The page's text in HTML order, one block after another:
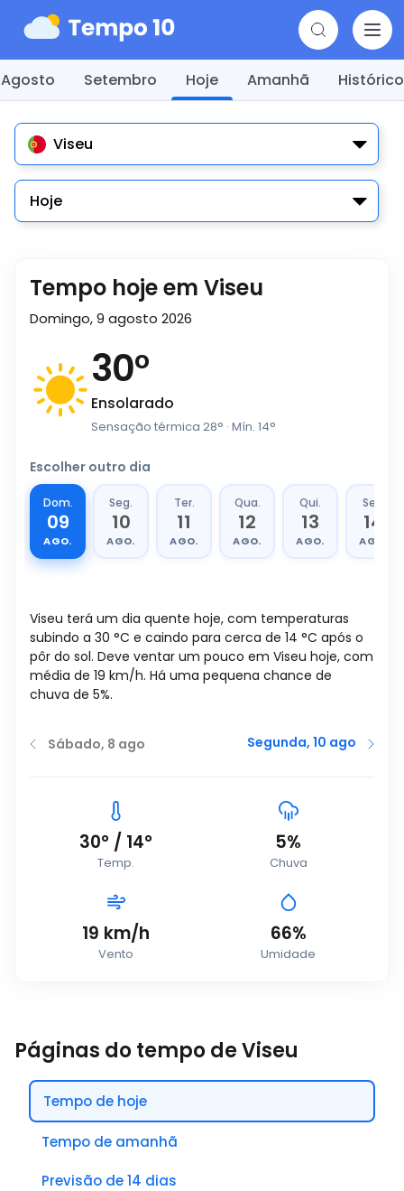
Agosto Setembro Hoje Amanhã Histórico
Viseu
Hoje
Tempo hoje em Viseu
Domingo, 9 agosto 2026
30°
Ensolarado
Sensação térmica 28° · Mín. 14°
Escolher outro dia
Dom.
09
AGO.
Seg.
10
AGO.
Ter.
11
AGO.
Qua.
12
AGO.
Qui.
13
AGO.
Sex.
14
AGO.
Viseu terá um dia quente hoje, com temperaturas
subindo a 30 °C e caindo para cerca de 14 °C após o
pôr do sol. Deve ventar um pouco em Viseu hoje, com
média de 19 km/h. Há uma pequena chance de
chuva de 5%.
Sábado, 8 ago Segunda, 10 ago
30° / 14°
Temp.
5%
Chuva
19 km/h
Vento
66%
Umidade
Páginas do tempo de Viseu
Tempo de hoje
Tempo de amanhã
Previsão de 14 dias